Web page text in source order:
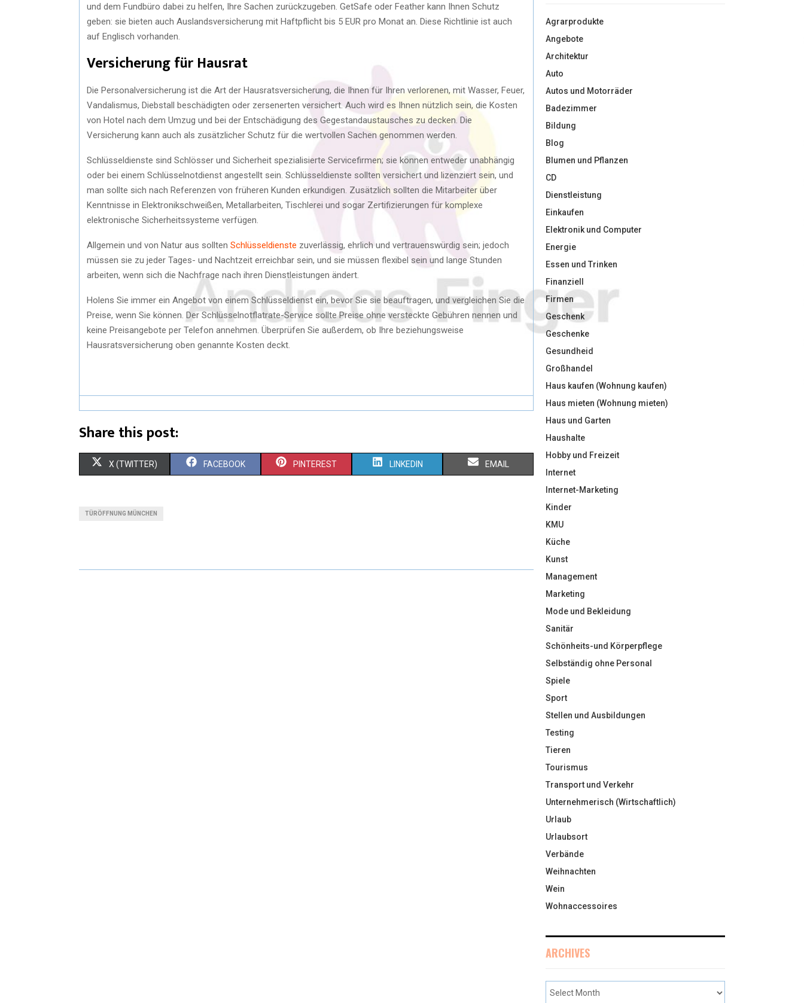
und dem Fundbüro dabei zu helfen, Ihre Sachen zurückzugeben. GetSafe oder Feather kann Ihnen Schutz
geben: sie bieten auch Auslandsversicherung mit Haftpflicht bis 5 EUR pro Monat an. Diese Richtlinie ist auch
auf Englisch vorhanden.
Versicherung für Hausrat
Die Personalversicherung ist die Art der Hausratsversicherung, die Ihnen für Ihren verlorenen, mit Wasser, Feuer,
Vandalismus, Diebstall beschädigten oder zersenerten versichert. Auch wird es Ihnen nützlich sein, die Kosten
von Hotel nach dem Umzug und bei der Entschädigung des Gegestandaustausches zu decken. Die
Versicherung kann auch als zusätzlicher Schutz für die wertvollen Sachen genommen werden.
Schlüsseldienste sind Schlösser und Sicherheit spezialisierte Servicefirmen; sie können entweder unabhängig
oder bei einem Schlüsselnotdienst angestellt sein. Schlüsseldienste sollten versichert und lizenziert sein, und
man sollte sich nach Referenzen von früheren Kunden erkundigen. Zusätzlich sollten die Mitarbeiter über
Kenntnisse in Elektronikschweißen, Metallarbeiten, Tischlerei und sogar Zertifizierungen für komplexe
elektronische Sicherheitssysteme verfügen.
Allgemein und von Natur aus sollten Schlüsseldienste zuverlässig, ehrlich und vertrauenswürdig sein; jedoch
müssen sie zu jeder Tages- und Nachtzeit erreichbar sein, und sie müssen flexibel sein und lange Stunden
arbeiten, wenn sich die Nachfrage nach ihren Dienstleistungen ändert.
Holens Sie immer ein Angebot von einem Schlüsseldienst ein, bevor Sie sie beauftragen, und vergleichen Sie die
Preise, wenn Sie können. Der Schlüsselnotflatrate-Service sollte Preise ohne versteckte Gebühren nennen und
keine Preisangebote per Telefon annehmen. Überprüfen Sie außerdem, ob Ihre beziehungsweise
Hausratsversicherung oben genannte Kosten deckt.
Share this post:
X (TWITTER) FACEBOOK PINTEREST LINKEDIN EMAIL
TÜRÖFFNUNG MÜNCHEN
Agrarprodukte
Angebote
Architektur
Auto
Autos und Motorräder
Badezimmer
Bildung
Blog
Blumen und Pflanzen
CD
Dienstleistung
Einkaufen
Elektronik und Computer
Energie
Essen und Trinken
Finanziell
Firmen
Geschenk
Geschenke
Gesundheid
Großhandel
Haus kaufen (Wohnung kaufen)
Haus mieten (Wohnung mieten)
Haus und Garten
Haushalte
Hobby und Freizeit
Internet
Internet-Marketing
Kinder
KMU
Küche
Kunst
Management
Marketing
Mode und Bekleidung
Sanitär
Schönheits-und Körperpflege
Selbständig ohne Personal
Spiele
Sport
Stellen und Ausbildungen
Testing
Tieren
Tourismus
Transport und Verkehr
Unternehmerisch (Wirtschaftlich)
Urlaub
Urlaubsort
Verbände
Weihnachten
Wein
Wohnaccessoires
ARCHIVES